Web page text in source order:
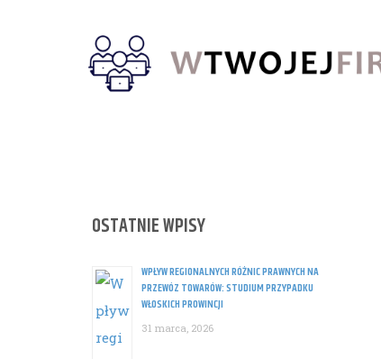
OSTATNIE WPISY
WPŁYW REGIONALNYCH RÓŻNIC PRAWNYCH NA
PRZEWÓZ TOWARÓW: STUDIUM PRZYPADKU
WŁOSKICH PROWINCJI
31 marca, 2026